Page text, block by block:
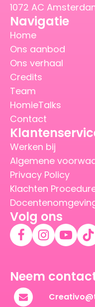
1072 AC
Navigatie
Home
Ons aanbod
Ons verhaal
Credits
Team
HomieTalks
Contact
Werken bij
Algemene
Privacy Policy
Klachten
Volg ons
Neem